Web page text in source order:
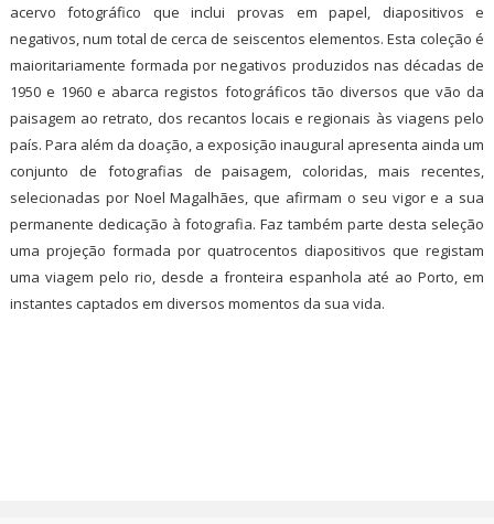
acervo fotográfico que inclui provas em papel, diapositivos e
negativos, num total de cerca de seiscentos elementos. Esta coleção é
maioritariamente formada por negativos produzidos nas décadas de
1950 e 1960 e abarca registos fotográficos tão diversos que vão da
paisagem ao retrato, dos recantos locais e regionais às viagens pelo
país. Para além da doação, a exposição inaugural apresenta ainda um
conjunto de fotografias de paisagem, coloridas, mais recentes,
selecionadas por Noel Magalhães, que afirmam o seu vigor e a sua
permanente dedicação à fotografia. Faz também parte desta seleção
uma projeção formada por quatrocentos diapositivos que registam
uma viagem pelo rio, desde a fronteira espanhola até ao Porto, em
instantes captados em diversos momentos da sua vida.